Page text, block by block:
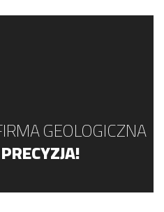
GEOLOGICZNA